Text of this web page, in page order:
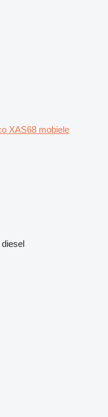
XAS68 mobiele
diesel